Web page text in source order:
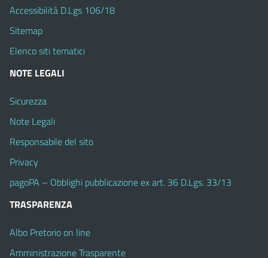
Accessibilità D.Lgs 106/18
Sitemap
Elenco siti tematici
NOTE LEGALI
Sicurezza
Note Legali
Responsabile del sito
Privacy
pagoPA – Obblighi pubblicazione ex art. 36 D.Lgs. 33/13
TRASPARENZA
Albo Pretorio on line
Amministrazione Trasparente